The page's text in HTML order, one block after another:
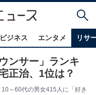
ジネス エンタメ リサ
ンサー」ランキ
正治、1位は？
～60代の男女415人に「好き